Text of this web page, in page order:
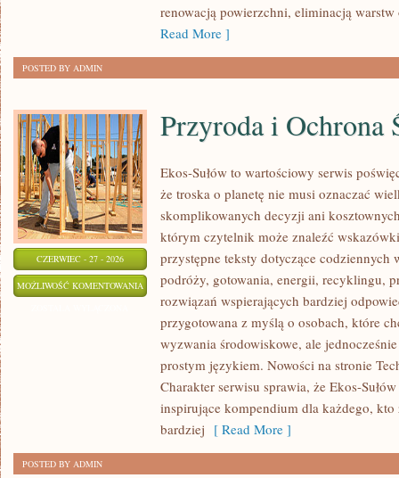
renowacją powierzchni, eliminacją
Read More ]
POSTED BY ADMIN
CZERWIEC - 27 - 2026
MOŻLIWOŚĆ KOMENTOWANIA PRZYRODA
OCHRONA
ŚRODOWISKA
Przyroda i Ochrona
Ekos-Sułów to wartościowy serwis
że troska o planetę nie musi oznaczać
skomplikowanych decyzji ani
którym czytelnik może znaleźć
przystępne teksty dotyczące
podróży, gotowania, energii, recyklingu,
rozwiązań wspierających bardziej
przygotowana z myślą o osobach, które
wyzwania środowiskowe, ale
prostym językiem. Nowości na stronie
Charakter serwisu sprawia, że Ekos-
inspirujące kompendium dla każdego, kto
bardziej [ Read More ]
POSTED BY ADMIN